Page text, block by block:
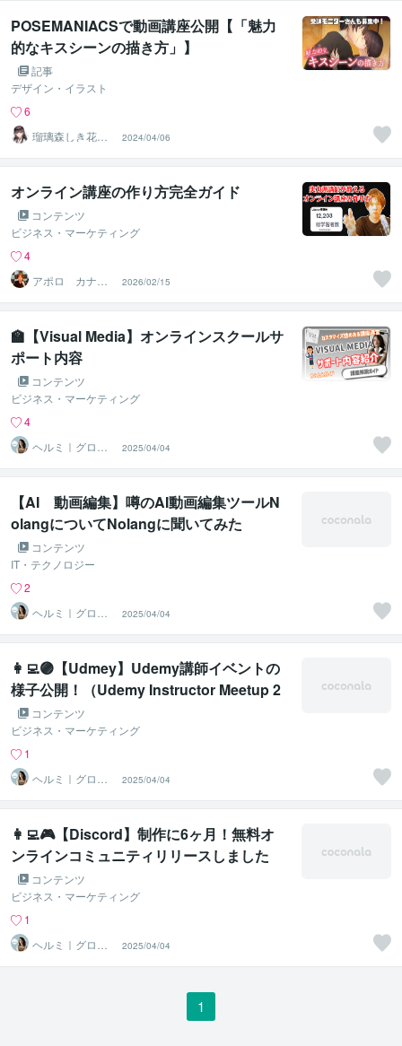
POSEMANIACSで動画講座公開【「魅力
的なキスシーンの描き方」】
記事
デザイン・イラスト
6
瑠璃森しき花｜
乙女向け 和服イ
ラスト
2024/04/06
オンライン講座の作り方完全ガイド
コンテンツ
ビジネス・マーケティング
4
アポロ カナダ
在住起業家☑️
2026/02/15
🏫【Visual Media】オンラインスクールサ
ポート内容
コンテンツ
ビジネス・マーケティング
4
ヘルミ｜グロー
バルSNS講師
2025/04/04
【AI 動画編集】噂のAI動画編集ツールN
olangについてNolangに聞いてみた
コンテンツ
IT・テクノロジー
2
ヘルミ｜グロー
バルSNS講師
2025/04/04
👩‍💻🟣【Udmey】Udemy講師イベントの
様子公開！（Udemy Instructor Meetup 2
024）年に1度のUdemy講師の祭典
コンテンツ
ビジネス・マーケティング
1
ヘルミ｜グロー
バルSNS講師
2025/04/04
👩‍💻🎮【Discord】制作に6ヶ月！無料オ
ンラインコミュニティリリースしました
コンテンツ
ビジネス・マーケティング
1
ヘルミ｜グロー
バルSNS講師
2025/04/04
1